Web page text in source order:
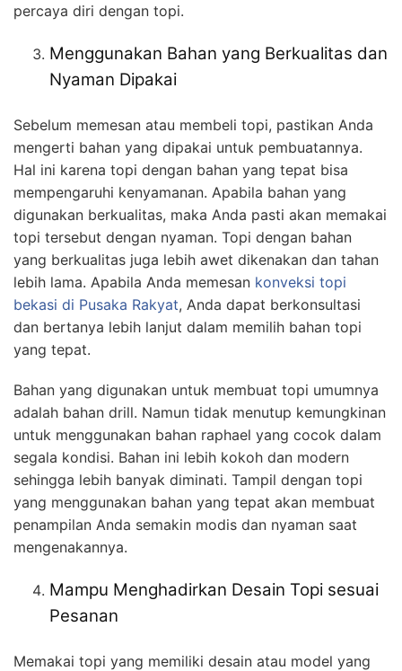
percaya diri dengan topi.
Menggunakan Bahan yang Berkualitas dan
Nyaman Dipakai
Sebelum memesan atau membeli topi, pastikan Anda
mengerti bahan yang dipakai untuk pembuatannya.
Hal ini karena topi dengan bahan yang tepat bisa
mempengaruhi kenyamanan. Apabila bahan yang
digunakan berkualitas, maka Anda pasti akan memakai
topi tersebut dengan nyaman. Topi dengan bahan
yang berkualitas juga lebih awet dikenakan dan tahan
lebih lama. Apabila Anda memesan konveksi topi
bekasi di Pusaka Rakyat, Anda dapat berkonsultasi
dan bertanya lebih lanjut dalam memilih bahan topi
yang tepat.
Bahan yang digunakan untuk membuat topi umumnya
adalah bahan drill. Namun tidak menutup kemungkinan
untuk menggunakan bahan raphael yang cocok dalam
segala kondisi. Bahan ini lebih kokoh dan modern
sehingga lebih banyak diminati. Tampil dengan topi
yang menggunakan bahan yang tepat akan membuat
penampilan Anda semakin modis dan nyaman saat
mengenakannya.
Mampu Menghadirkan Desain Topi sesuai
Pesanan
Memakai topi yang memiliki desain atau model yang